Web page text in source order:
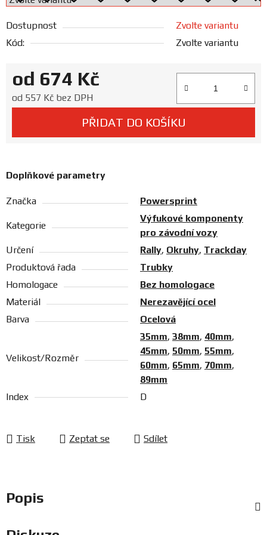
Prodejny
Dostupnost
Zvolte variantu
Kód:
Zvolte variantu
od 674 Kč
od 557 Kč bez DPH
PŘIDAT DO KOŠÍKU
Doplňkové parametry
Značka Powersprint
Kategorie
Výfukové komponenty
pro závodní vozy
Určení
Rally, Okruhy, Trackday
Produktová řada
Trubky
Homologace
Bez homologace
Materiál
Nerezavějící ocel
Barva
Ocelová
Velikost/Rozměr
35mm, 38mm, 40mm,
45mm, 50mm, 55mm,
60mm, 65mm, 70mm,
89mm
Index
D
Tisk Zeptat se Sdílet
Popis